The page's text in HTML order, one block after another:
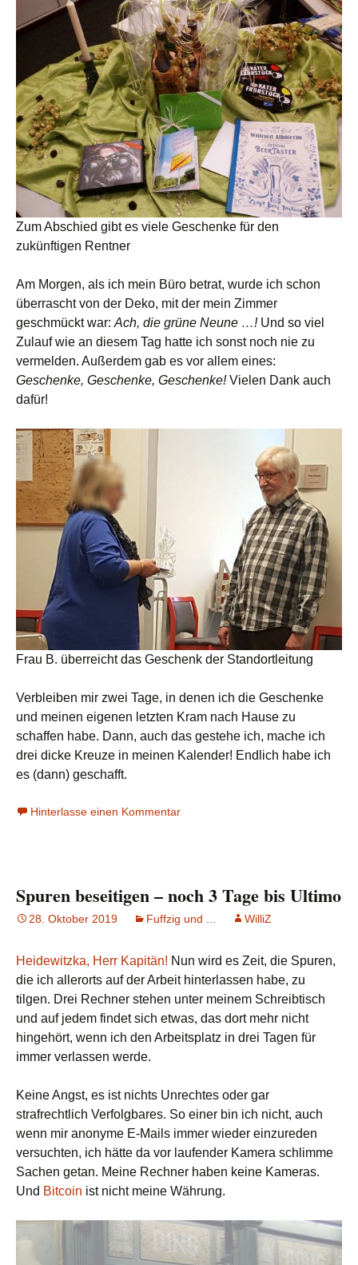
Zum Abschied gibt es viele Geschenke für den
zukünftigen Rentner
Am Morgen, als ich mein Büro betrat, wurde ich schon
überrascht von der Deko, mit der mein Zimmer
geschmückt war: Ach, die grüne Neune …!Und so viel
Zulauf wie an diesem Tag hatte ich sonst noch nie zu
vermelden. Außerdem gab es vor allem eines:
Geschenke, Geschenke, Geschenke!Vielen Dank auch
dafür!
Frau B. überreicht das Geschenk der Standortleitung
Verbleiben mir zwei Tage, in denen ich die Geschenke
und meinen eigenen letzten Kram nach Hause zu
schaffen habe. Dann, auch das gestehe ich, mache ich
drei dicke Kreuze in meinen Kalender! Endlich habe ich
es (dann) geschafft.
Hinterlasse einen Kommentar
Spuren beseitigen – noch 3 Tage bis Ultimo
28. Oktober 2019 Fuffzig und ... WilliZ
Heidewitzka, Herr Kapitän! Nun wird es Zeit, die Spuren,
die ich allerorts auf der Arbeit hinterlassen habe, zu
tilgen. Drei Rechner stehen unter meinem Schreibtisch
und auf jedem findet sich etwas, das dort mehr nicht
hingehört, wenn ich den Arbeitsplatz in drei Tagen für
immer verlassen werde.
Keine Angst, es ist nichts Unrechtes oder gar
strafrechtlich Verfolgbares. So einer bin ich nicht, auch
wenn mir anonyme E-Mails immer wieder einzureden
versuchten, ich hätte da vor laufender Kamera schlimme
Sachen getan. Meine Rechner haben keine Kameras.
Und Bitcoin ist nicht meine Währung.